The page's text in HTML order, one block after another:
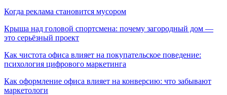
Когда реклама становится мусором
Крыша над головой спортсмена: почему загородный дом —
это серьёзный проект
Как чистота офиса влияет на покупательское поведение:
психология цифрового маркетинга
Как оформление офиса влияет на конверсию: что забывают
маркетологи